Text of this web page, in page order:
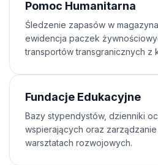
Pomoc Humanitarna
Śledzenie zapasów w
ewidencja paczek
transportów transgranicznych z
Fundacje Edukacyjne
Bazy stypendystów, dzienniki
wspierających oraz
warsztatach rozwojowych.